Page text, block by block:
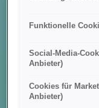
gleichwertiges
Hieraus können sich
als Betroffener in
ausgeschlossen
US-
auf das absolut
Setzen von Cookies
Funktionelle
Social-Media-
Anbieter)
Cookies für
Anbieter)